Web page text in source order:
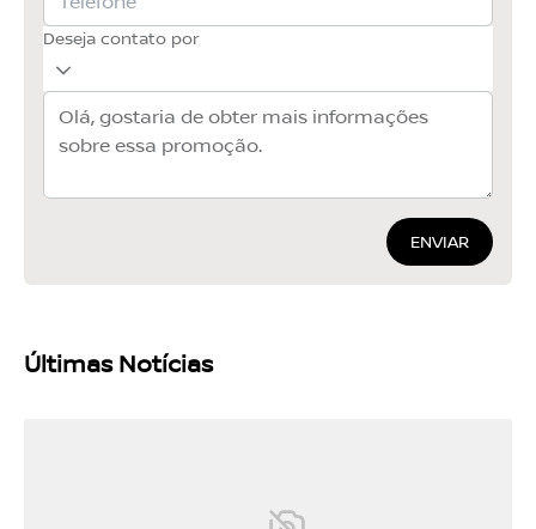
Deseja contato por
ENVIAR
Últimas Notícias